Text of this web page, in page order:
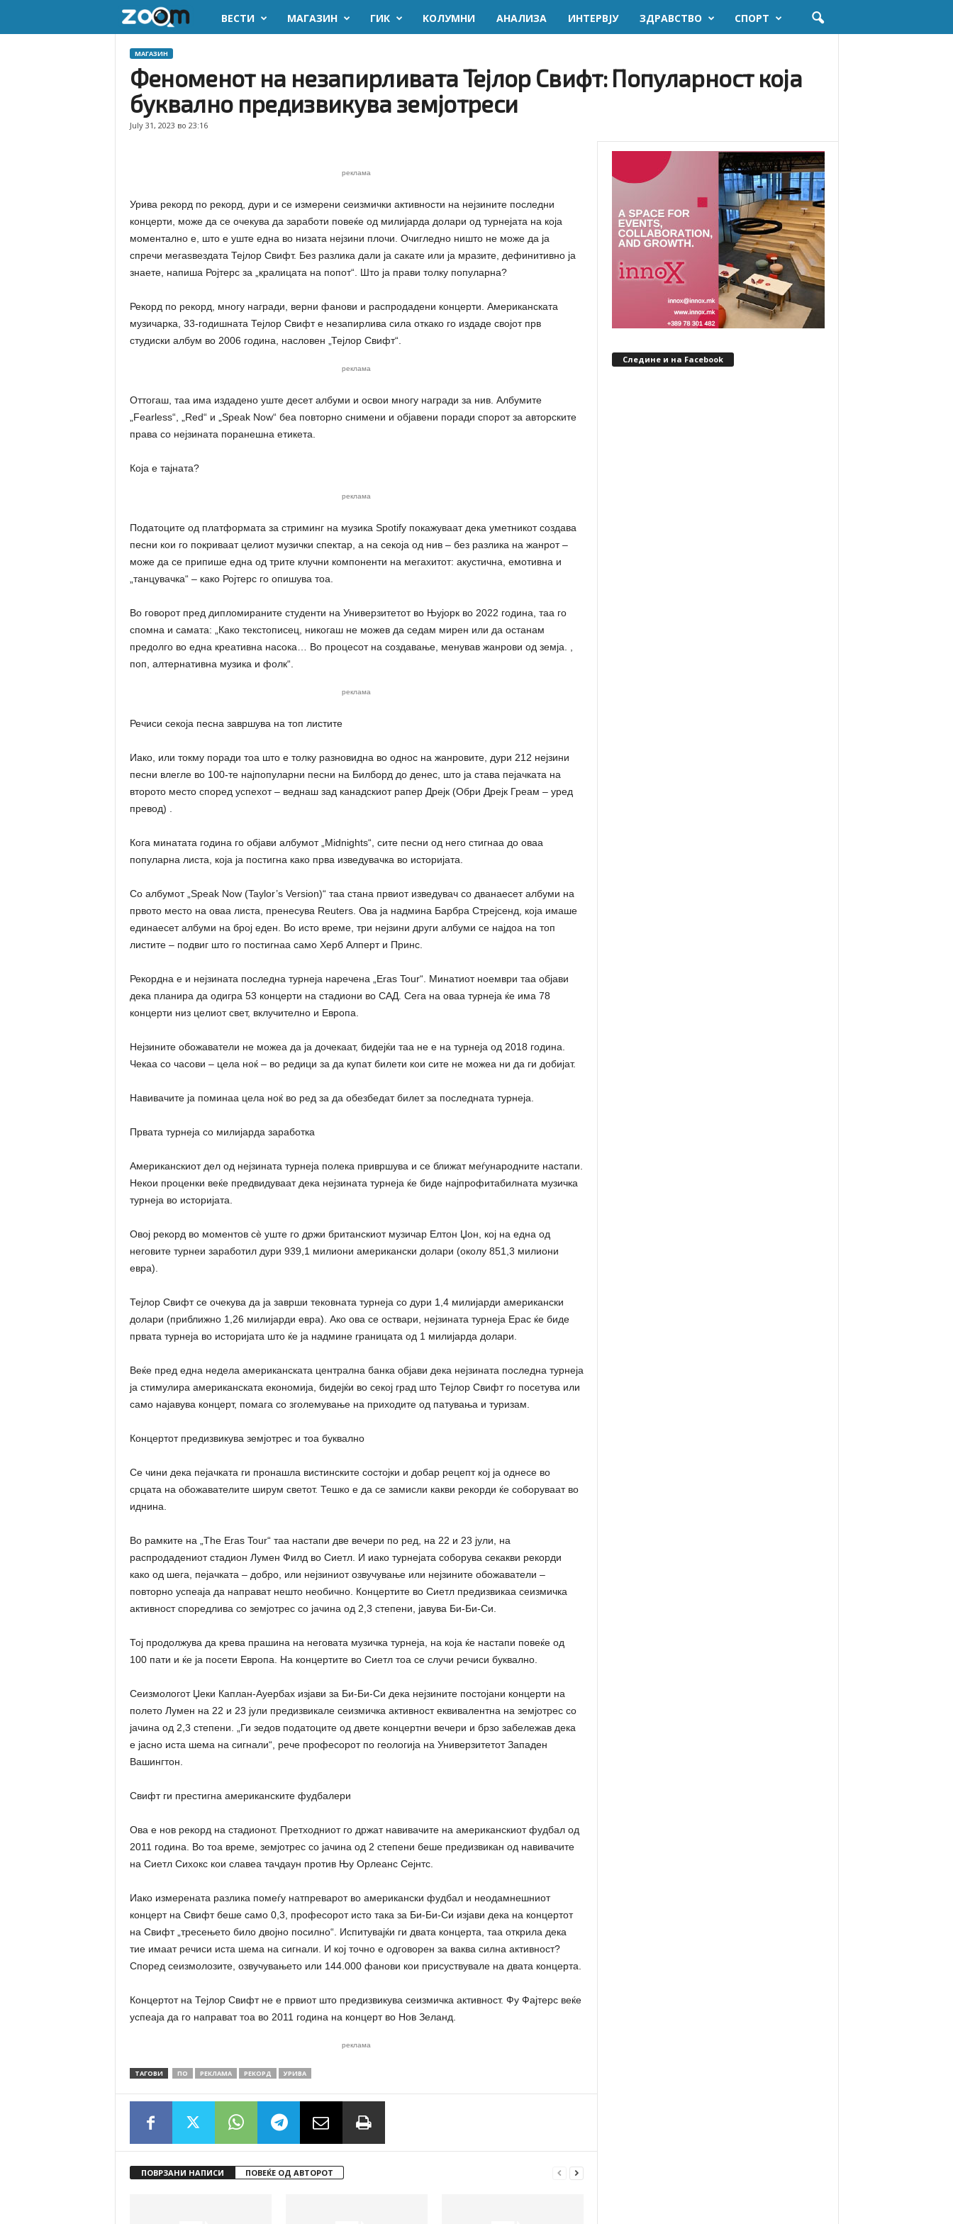
o
m
k
ВЕСТИ МАГАЗИН ГИК KОЛУМНИ AНАЛИЗА ИНТЕРВЈУ ЗДРАВСТВО СПОРТ
МАГАЗИН
Феноменот на незапирливата Тејлор Свифт: Популарност која
буквално предизвикува земјотреси
July 31, 2023 во 23:16
реклама
Урива рекорд по рекорд, дури и се измерени сеизмички активности на нејзините последни
концерти, може да се очекува да заработи повеќе од милијарда долари од турнејата на која
моментално е, што е уште една во низата нејзини плочи. Очигледно ништо не може да ја
спречи мегаѕвездата Тејлор Свифт. Без разлика дали ја сакате или ја мразите, дефинитивно ја
знаете, напиша Ројтерс за „кралицата на попот“. Што ја прави толку популарна?
Рекорд по рекорд, многу награди, верни фанови и распродадени концерти. Американската
музичарка, 33-годишната Тејлор Свифт е незапирлива сила откако го издаде својот прв
студиски албум во 2006 година, насловен „Тејлор Свифт“.
реклама
Оттогаш, таа има издадено уште десет албуми и освои многу награди за нив. Албумите
„Fearless“, „Red“ и „Speak Now“ беа повторно снимени и објавени поради спорот за авторските
права со нејзината поранешна етикета.
Која е тајната?
реклама
Податоците од платформата за стриминг на музика Spotify покажуваат дека уметникот создава
песни кои го покриваат целиот музички спектар, а на секоја од нив – без разлика на жанрот –
може да се припише една од трите клучни компоненти на мегахитот: акустична, емотивна и
„танцувачка“ – како Ројтерс го опишува тоа.
Во говорот пред дипломираните студенти на Универзитетот во Њујорк во 2022 година, таа го
спомна и самата: „Како текстописец, никогаш не можев да седам мирен или да останам
предолго во една креативна насока… Во процесот на создавање, менував жанрови од земја. ,
поп, алтернативна музика и фолк“.
реклама
Речиси секоја песна завршува на топ листите
Иако, или токму поради тоа што е толку разновидна во однос на жанровите, дури 212 нејзини
песни влегле во 100-те најпопуларни песни на Билборд до денес, што ја става пејачката на
второто место според успехот – веднаш зад канадскиот рапер Дрејк (Обри Дрејк Греам – уред
превод) .
Кога минатата година го објави албумот „Midnights“, сите песни од него стигнаа до оваа
популарна листа, која ја постигна како прва изведувачка во историјата.
Со албумот „Speak Now (Taylor’s Version)“ таа стана првиот изведувач со дванаесет албуми на
првото место на оваа листа, пренесува Reuters. Ова ја надмина Барбра Стрејсенд, која имаше
единаесет албуми на број еден. Во исто време, три нејзини други албуми се најдоа на топ
листите – подвиг што го постигнаа само Херб Алперт и Принс.
Рекордна е и нејзината последна турнеја наречена „Eras Tour“. Минатиот ноември таа објави
дека планира да одигра 53 концерти на стадиони во САД. Сега на оваа турнеја ќе има 78
концерти низ целиот свет, вклучително и Европа.
Нејзините обожаватели не можеа да ја дочекаат, бидејќи таа не е на турнеја од 2018 година.
Чекаа со часови – цела ноќ – во редици за да купат билети кои сите не можеа ни да ги добијат.
Навивачите ја поминаа цела ноќ во ред за да обезбедат билет за последната турнеја.
Првата турнеја со милијарда заработка
Американскиот дел од нејзината турнеја полека привршува и се ближат меѓународните настапи.
Некои проценки веќе предвидуваат дека нејзината турнеја ќе биде најпрофитабилната музичка
турнеја во историјата.
Овој рекорд во моментов сè уште го држи британскиот музичар Елтон Џон, кој на една од
неговите турнеи заработил дури 939,1 милиони американски долари (околу 851,3 милиони
евра).
Тејлор Свифт се очекува да ја заврши тековната турнеја со дури 1,4 милијарди американски
долари (приближно 1,26 милијарди евра). Ако ова се оствари, нејзината турнеја Ерас ќе биде
првата турнеја во историјата што ќе ја надмине границата од 1 милијарда долари.
Веќе пред една недела американската централна банка објави дека нејзината последна турнеја
ја стимулира американската економија, бидејќи во секој град што Тејлор Свифт го посетува или
само најавува концерт, помага со зголемување на приходите од патувања и туризам.
Концертот предизвикува земјотрес и тоа буквално
Се чини дека пејачката ги пронашла вистинските состојки и добар рецепт кој ја однесе во
срцата на обожавателите ширум светот. Тешко е да се замисли какви рекорди ќе соборуваат во
иднина.
Во рамките на „The Eras Tour“ таа настапи две вечери по ред, на 22 и 23 јули, на
распродадениот стадион Лумен Филд во Сиетл. И иако турнејата соборува секакви рекорди
како од шега, пејачката – добро, или нејзиниот озвучување или нејзините обожаватели –
повторно успеаја да направат нешто необично. Концертите во Сиетл предизвикаа сеизмичка
активност споредлива со земјотрес со јачина од 2,3 степени, јавува Би-Би-Си.
Тој продолжува да крева прашина на неговата музичка турнеја, на која ќе настапи повеќе од
100 пати и ќе ја посети Европа. На концертите во Сиетл тоа се случи речиси буквално.
Сеизмологот Џеки Каплан-Ауербах изјави за Би-Би-Си дека нејзините постојани концерти на
полето Лумен на 22 и 23 јули предизвикале сеизмичка активност еквивалентна на земјотрес со
јачина од 2,3 степени. „Ги зедов податоците од двете концертни вечери и брзо забележав дека
е јасно иста шема на сигнали“, рече професорот по геологија на Универзитетот Западен
Вашингтон.
Свифт ги престигна американските фудбалери
Ова е нов рекорд на стадионот. Претходниот го држат навивачите на американскиот фудбал од
2011 година. Во тоа време, земјотрес со јачина од 2 степени беше предизвикан од навивачите
на Сиетл Сихокс кои славеа тачдаун против Њу Орлеанс Сејнтс.
Иако измерената разлика помеѓу натпреварот во американски фудбал и неодамнешниот
концерт на Свифт беше само 0,3, професорот исто така за Би-Би-Си изјави дека на концертот
на Свифт „тресењето било двојно посилно“. Испитувајќи ги двата концерта, таа открила дека
тие имаат речиси иста шема на сигнали. И кој точно е одговорен за ваква силна активност?
Според сеизмолозите, озвучувањето или 144.000 фанови кои присуствувале на двата концерта.
Концертот на Тејлор Свифт не е првиот што предизвикува сеизмичка активност. Фу Фајтерс веќе
успеаја да го направат тоа во 2011 година на концерт во Нов Зеланд.
реклама
ТАГОВИ ПО РЕКЛАМА РЕКОРД УРИВА
ПОВРЗАНИ НАПИСИ ПОВЕЌЕ ОД АВТОРОТ
Следине и на Facebook